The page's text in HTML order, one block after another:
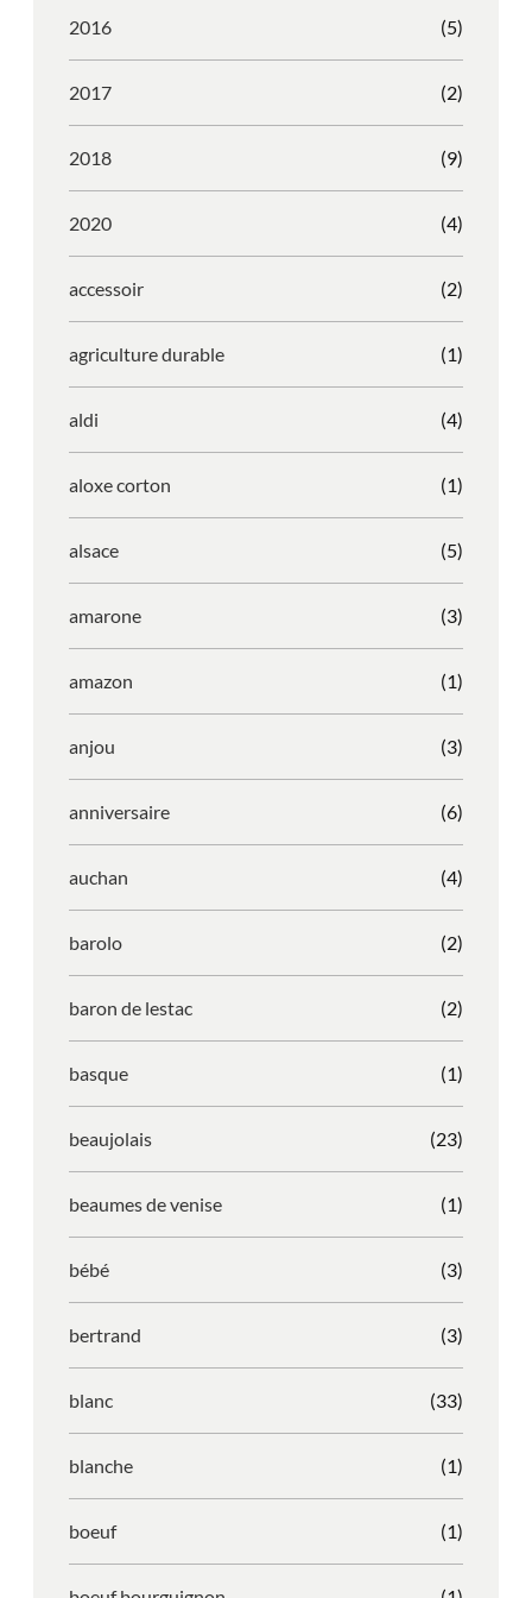
2016 (5)
2017 (2)
2018 (9)
2020 (4)
accessoir (2)
agriculture durable (1)
aldi (4)
aloxe corton (1)
alsace (5)
amarone (3)
amazon (1)
anjou (3)
anniversaire (6)
auchan (4)
barolo (2)
baron de lestac (2)
basque (1)
beaujolais (23)
beaumes de venise (1)
bébé (3)
bertrand (3)
blanc (33)
blanche (1)
boeuf (1)